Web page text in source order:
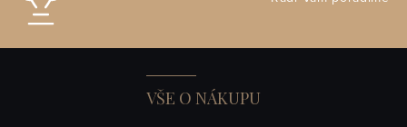
VŠE O NÁKUPU